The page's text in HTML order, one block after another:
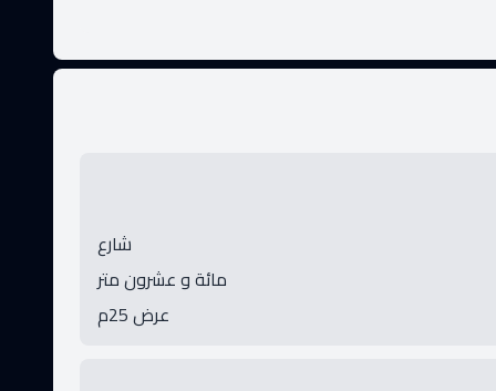
شارع
مائة و عشرون متر
عرض 25م